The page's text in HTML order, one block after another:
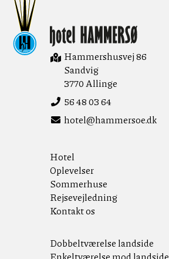
Hotel Hammersø
Hammershusvej 86
Sandvig
3770 Allinge
56 48 03 64
hotel@hammersoe.dk
Hotel
Oplevelser
Sommerhuse
Rejsevejledning
Kontakt os
Dobbeltværelse landside